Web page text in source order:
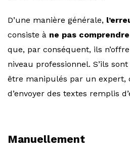
D’une manière générale,
consiste à ne pas comprendre
que, par conséquent, ils
niveau professionnel. S’ils
être manipulés par un expert,
d’envoyer des textes remplis
Manuellement